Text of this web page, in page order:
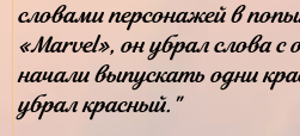
словами персонажей в
«Marvel», он убрал слова с
начали выпускать одни
убрал красный."